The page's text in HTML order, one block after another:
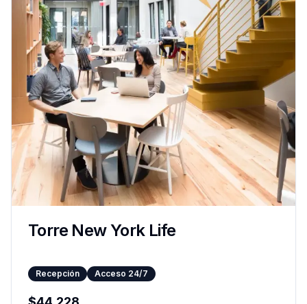
Torre New York Life
Recepción Acceso 24/7